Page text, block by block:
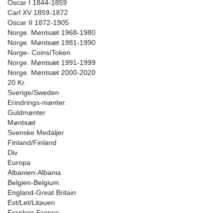
Oscar I 1844-1859
Carl XV 1859-1872
Oscar II 1872-1905
Norge. Møntsæt 1968-1980
Norge. Møntsæt 1981-1990
Norge- Coins/Token
Norge. Møntsæt 1991-1999
Norge. Møntsæt 2000-2020
20 Kr.
Sverige/Sweden
Erindrings-mønter.
Guldmønter
Møntsæt
Svenske Medaljer
Finland/Finland
Div.
Europa
Albanien-Albania
Belgien-Belgium.
England-Great Britain
Est/Let/Litauen